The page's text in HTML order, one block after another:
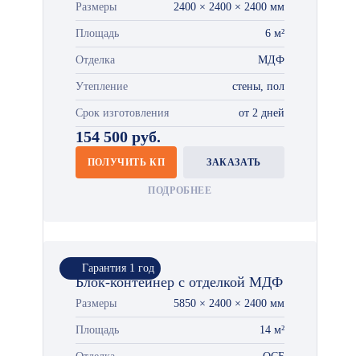
Размеры 2400 × 2400 × 2400 мм
Площадь 6 м²
Отделка МДФ
Утепление стены, пол
Срок изготовления от 2 дней
154 500 руб.
ПОЛУЧИТЬ КП ЗАКАЗАТЬ
ПОДРОБНЕЕ
Гарантия 1 год
Блок-контейнер с отделкой МДФ
Размеры 5850 × 2400 × 2400 мм
Площадь 14 м²